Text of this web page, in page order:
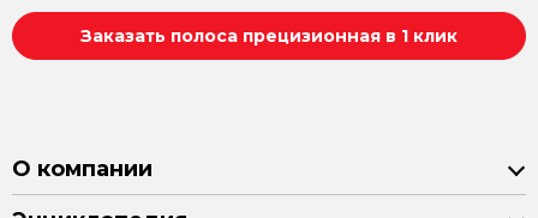
Заказать полоса прецизионная в 1 клик
О компании